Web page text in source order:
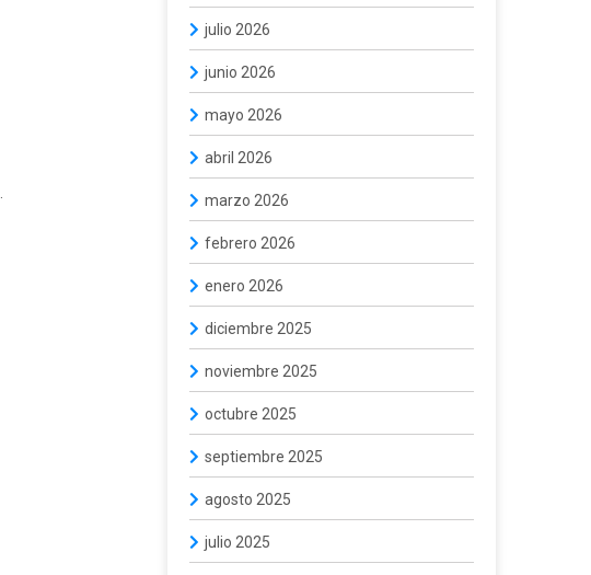
julio 2026
junio 2026
mayo 2026
abril 2026
marzo 2026
febrero 2026
enero 2026
diciembre 2025
noviembre 2025
octubre 2025
septiembre 2025
agosto 2025
julio 2025